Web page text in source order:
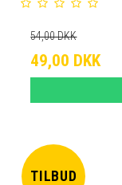
54,00 DKK
49,00 DKK
TILBUD